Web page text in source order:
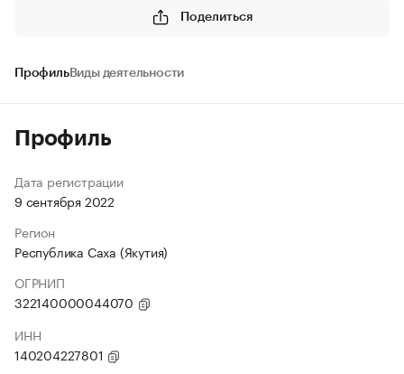
Поделиться
ПрофильВиды деятельности
Профиль
Дата регистрации
9 сентября 2022
Регион
Республика Саха (Якутия)
ОГРНИП
322140000044070
ИНН
140204227801